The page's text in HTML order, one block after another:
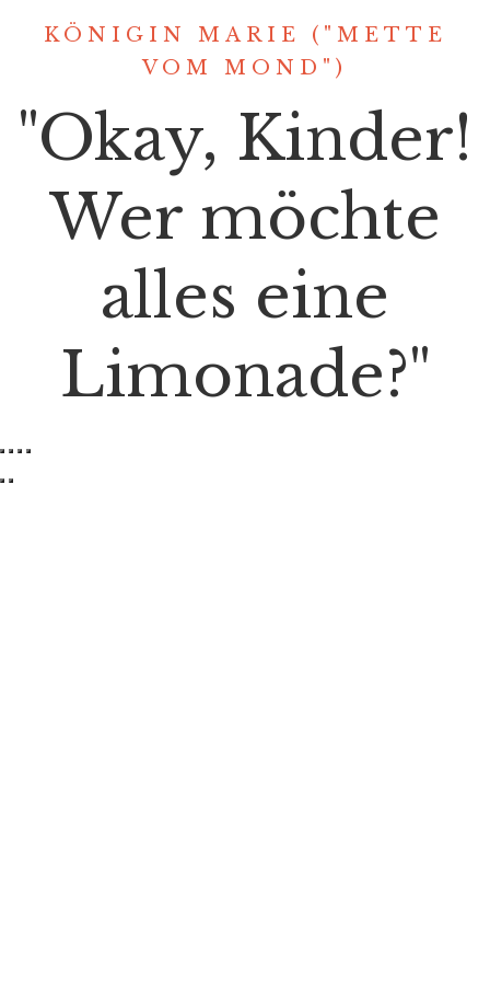
KÖNIGIN MARIE ("METTE
VOM MOND")
"Okay, Kinder!
Wer möchte
alles eine
Limonade?" ​